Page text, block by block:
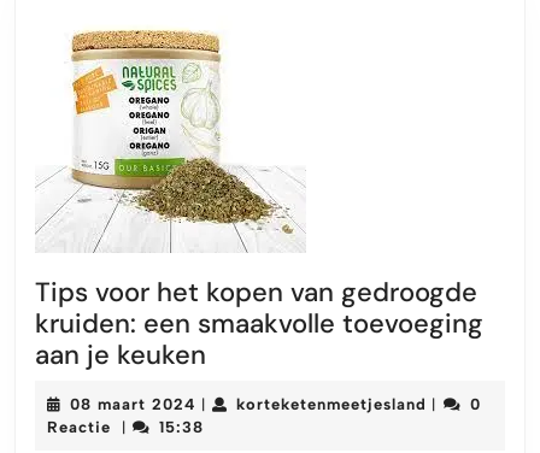
Tips voor het kopen van gedroogde
kruiden: een smaakvolle toevoeging
aan je keuken
het
08 maart 2024 08
maart
| korteketenmeetjesland |
0
Reactie
| 15:38